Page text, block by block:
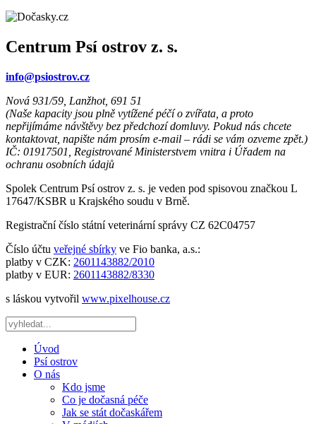
Centrum Psí ostrov z. s.
info@psiostrov.cz
Nová 931/59, Lanžhot, 691 51
(Naše kapacity jsou plně vytížené péčí o zvířata, a proto
nepřijímáme návštěvy bez předchozí domluvy. Pokud nás chcete
kontaktovat, napište nám prosím e-mail – rádi se vám ozveme zpět.)
IČ: 01917501, Registrované Ministerstvem vnitra i Úřadem na
ochranu osobních údajů
Spolek Centrum Psí ostrov z. s. je veden pod spisovou značkou L
17647/KSBR u Krajského soudu v Brně.
Registrační číslo státní veterinární správy CZ 62C04757
Číslo účtu veřejné sbírky ve Fio banka, a.s.:
platby v CZK: 2601143882/2010
platby v EUR: 2601143882/8330
s láskou vytvořil www.pixelhouse.cz
Úvod
Psí ostrov
O nás
Kdo jsme
Co je dočasná péče
Jak se stát dočaskářem